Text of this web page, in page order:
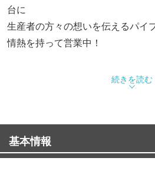
台に
生産者の方々の想いを伝えるパイ
情熱を持って営業中！
【酒＆あすかのこだわりチラ見せ！
●小田原・早川港、富山県・氷見
ンク石垣牛
●栃木県益子町の契約農家「川田
有機野菜
続きを読む
基本情報